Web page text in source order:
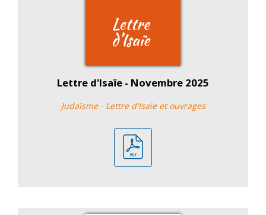
Lettre d'Isaïe - Novembre 2025
Judaïsme - Lettre d'Isaïe et ouvrages